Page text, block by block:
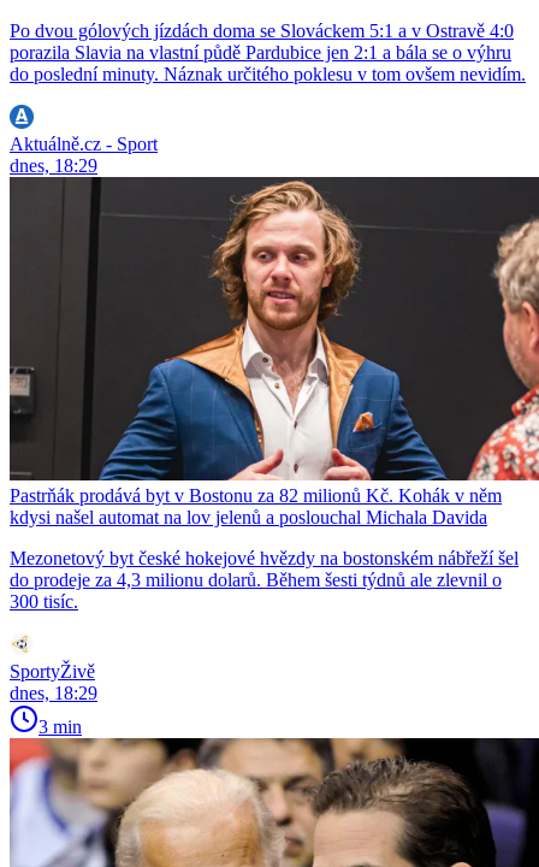
Po dvou gólových jízdách doma se Slováckem 5:1 a v Ostravě 4:0
porazila Slavia na vlastní půdě Pardubice jen 2:1 a bála se o výhru
do poslední minuty. Náznak určitého poklesu v tom ovšem nevidím.
Aktuálně.cz - Sport
dnes, 18:29
Pastrňák prodává byt v Bostonu za 82 milionů Kč. Kohák v něm
kdysi našel automat na lov jelenů a poslouchal Michala Davida
Mezonetový byt české hokejové hvězdy na bostonském nábřeží šel
do prodeje za 4,3 milionu dolarů. Během šesti týdnů ale zlevnil o
300 tisíc.
SportyŽivě
dnes, 18:29
3 min